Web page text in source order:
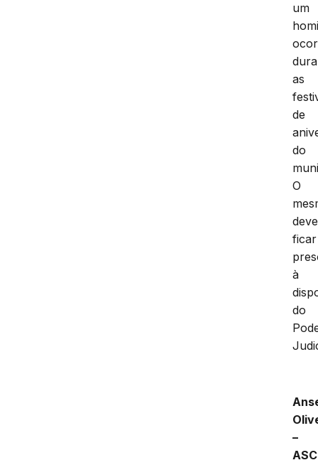
um
as
de
do
O
deve
ficar
à
do
–